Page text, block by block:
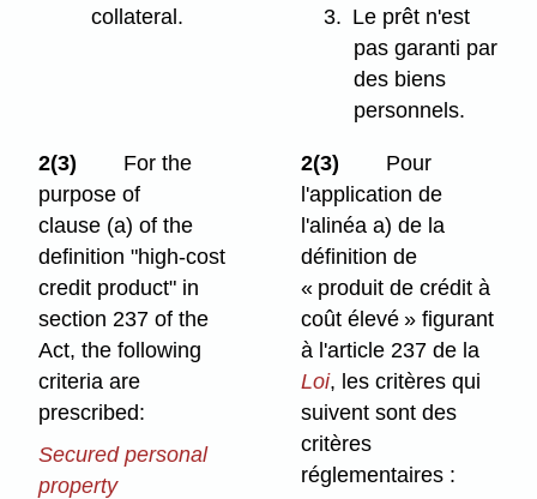
collateral.
3. Le prêt n'est
pas garanti par
des biens
personnels.
2(3)
For the
purpose of
clause (a) of the
definition "high-cost
credit product" in
section 237 of the
Act, the following
criteria are
prescribed:
Secured personal
property
2(3)
Pour
l'application de
l'alinéa a) de la
définition de
« produit de crédit à
coût élevé » figurant
à l'article 237 de la
Loi, les critères qui
suivent sont des
critères
réglementaires :